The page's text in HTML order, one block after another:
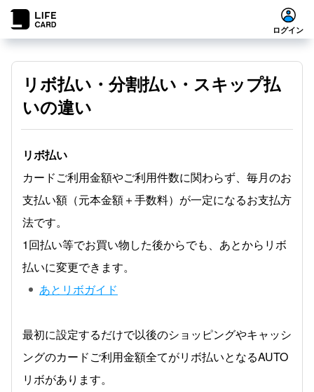
ログイン
リボ払い・分割払い・スキップ払
いの違い
リボ払い
カードご利用金額やご利用件数に関わらず、毎月のお
支払い額（元本金額＋手数料）が一定になるお支払方
法です。
1回払い等でお買い物した後からでも、あとからリボ
払いに変更できます。
あとリボガイド
最初に設定するだけで以後のショッピングやキャッシ
ングのカードご利用金額全てがリボ払いとなるAUTO
リボがあります。